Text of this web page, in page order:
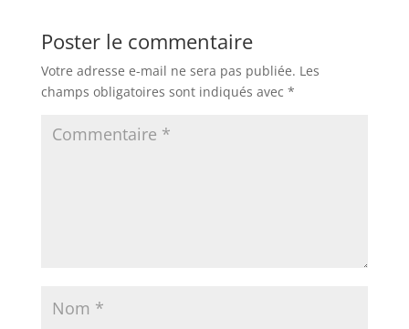
Poster le commentaire
Votre adresse e-mail ne sera pas publiée. Les
champs obligatoires sont indiqués avec *